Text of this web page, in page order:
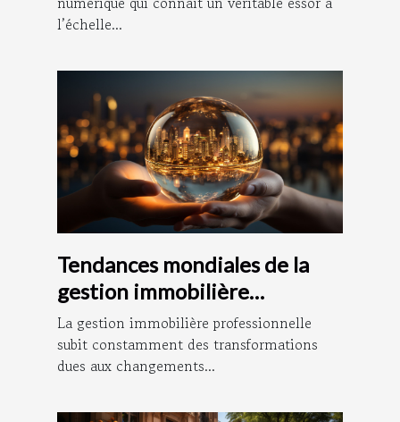
l’échelle...
Tendances mondiales de la
gestion immobilière
professionnelle
La gestion immobilière professionnelle
subit constamment des transformations
dues aux changements...